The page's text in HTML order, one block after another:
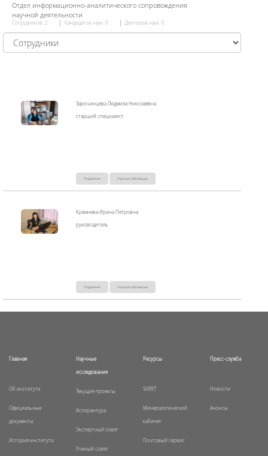
Отдел информационно-аналитического сопровождения
научной деятельности
Сотрудников: 2 Кандидатов наук: 0 Докторов наук: 0
Зарочинцева Людмила Николаевна
старший специалист
Подробнее Научные публикации
Кремнева Ирина Петровна
руководитель
Подробнее Научные публикации
Главная
Об институте
Официальные
документы
История института
Научные
исследования
Текущие проекты
Аспирантура
Экспертный совет
Ученый совет
Ресурсы
SVERT
Минералогический
кабинет
Почтовый сервис
Пресс-служба
Новости
Анонсы